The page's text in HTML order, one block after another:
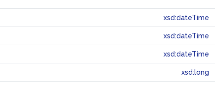
xsd:dateTime
xsd:dateTime
xsd:dateTime
xsd:long